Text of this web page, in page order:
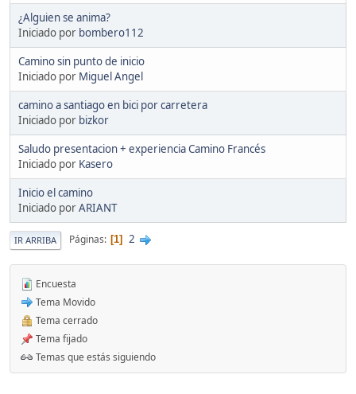
¿Alguien se anima?
Iniciado por bombero112
Camino sin punto de inicio
Iniciado por Miguel Angel
camino a santiago en bici por carretera
Iniciado por bizkor
Saludo presentacion + experiencia Camino Francés
Iniciado por Kasero
Inicio el camino
Iniciado porARIANT
IR ARRIBA Páginas 1 2
Encuesta
Tema Movido
Tema cerrado
Tema fijado
Temas que estás siguiendo